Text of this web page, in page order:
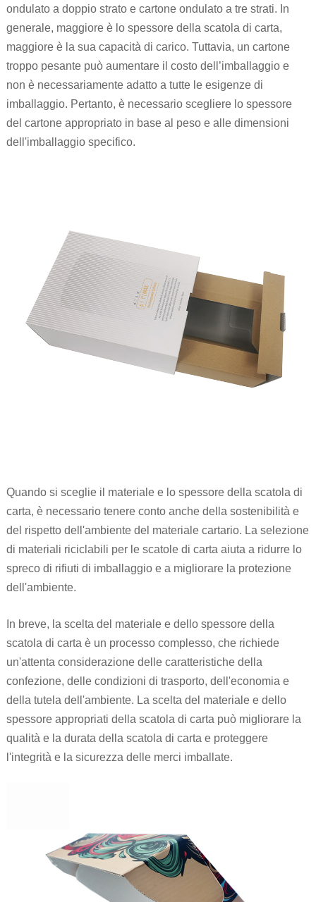
ondulato a doppio strato e cartone ondulato a tre strati. In
generale, maggiore è lo spessore della scatola di carta,
maggiore è la sua capacità di carico. Tuttavia, un cartone
troppo pesante può aumentare il costo dell’imballaggio e
non è necessariamente adatto a tutte le esigenze di
imballaggio. Pertanto, è necessario scegliere lo spessore
del cartone appropriato in base al peso e alle dimensioni
dell'imballaggio specifico.
Quando si sceglie il materiale e lo spessore della scatola di
carta, è necessario tenere conto anche della sostenibilità e
del rispetto dell'ambiente del materiale cartario. La selezione
di materiali riciclabili per le scatole di carta aiuta a ridurre lo
spreco di rifiuti di imballaggio e a migliorare la protezione
dell'ambiente.
In breve, la scelta del materiale e dello spessore della
scatola di carta è un processo complesso, che richiede
un'attenta considerazione delle caratteristiche della
confezione, delle condizioni di trasporto, dell'economia e
della tutela dell'ambiente. La scelta del materiale e dello
spessore appropriati della scatola di carta può migliorare la
qualità e la durata della scatola di carta e proteggere
l'integrità e la sicurezza delle merci imballate.